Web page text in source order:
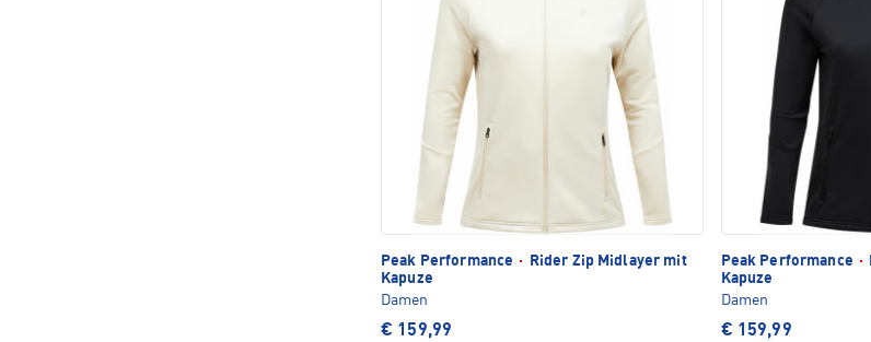
Peak Performance ·
Rider Zip Midlayer mit
Kapuze
Damen
€ 159,99
Peak Performance ·
Kapuze
Damen
€ 159,99